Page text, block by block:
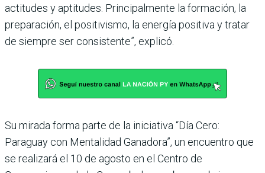
actitudes y aptitudes. Principalmente la formación, la
preparación, el positivismo, la energía positiva y tratar
de siempre ser consistente”, explicó.
Su mirada forma parte de la iniciativa “Día Cero:
Paraguay con Mentalidad Ganadora”, un encuentro que
se realizará el 10 de agosto en el Centro de